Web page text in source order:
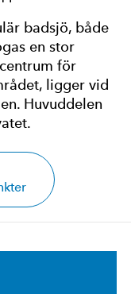
badsjö, både
en stor
för
ligger vid
Huvuddelen